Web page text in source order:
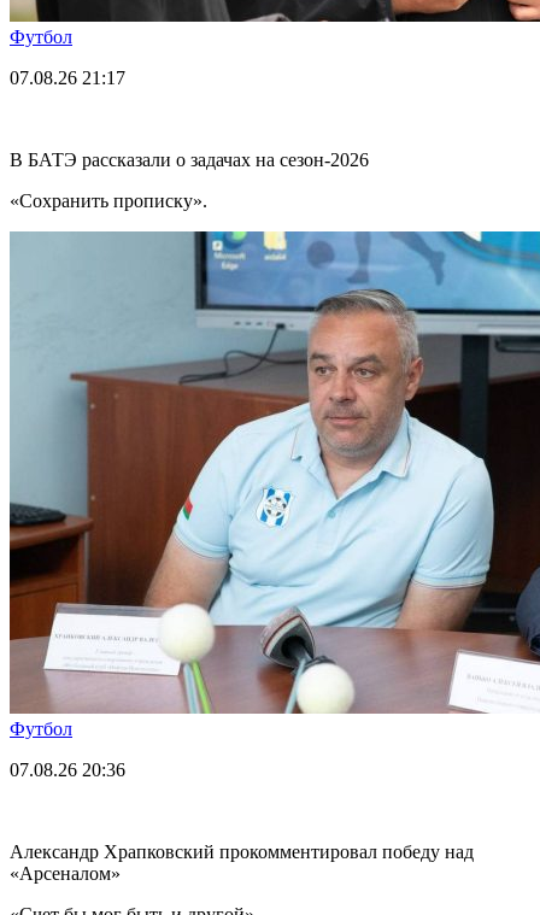
Футбол
07.08.26 21:17
В БАТЭ рассказали о задачах на сезон-2026
«Сохранить прописку».
Футбол
07.08.26 20:36
Александр Храпковский прокомментировал победу над
«Арсеналом»